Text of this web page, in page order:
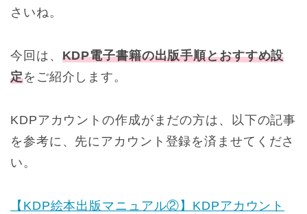
さいね。
今回は、 KDP電子書籍の出版手順とおすすめ設
定をご紹介します。
KDPアカウントの作成がまだの方は、以下の記事
を参考に、先にアカウント登録を済ませてくださ
い。
【KDP絵本出版マニュアル②】KDPアカウント